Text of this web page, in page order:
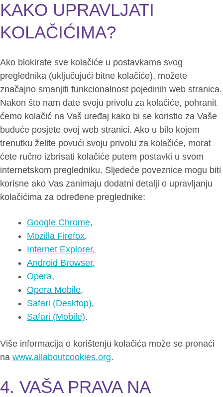
KAKO UPRAVLJATI
KOLAČIĆIMA?
Ako blokirate sve kolačiće u postavkama svog
preglednika (uključujući bitne kolačiće), možete
značajno smanjiti funkcionalnost pojedinih web stranica.
Nakon što nam date svoju privolu za kolačiće, pohranit
ćemo kolačić na Vaš uređaj kako bi se koristio za Vaše
buduće posjete ovoj web stranici. Ako u bilo kojem
trenutku želite povući svoju privolu za kolačiće, morat
ćete ručno izbrisati kolačiće putem postavki u svom
internetskom pregledniku. Sljedeće poveznice mogu biti
korisne ako Vas zanimaju dodatni detalji o upravljanju
kolačićima za određene preglednike:
Google Chrome,
Mozilla Firefox,
Internet Explorer,
Android Browser,
Opera,
Opera Mobile,
Safari (Desktop),
Safari (Mobile).
Više informacija o korištenju kolačića može se pronaći
na www.allaboutcookies.org.
4. VAŠA PRAVA NA